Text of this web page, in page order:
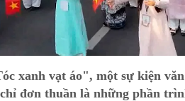
xanh vạt áo", một sự kiện
đơn thuần là những phần